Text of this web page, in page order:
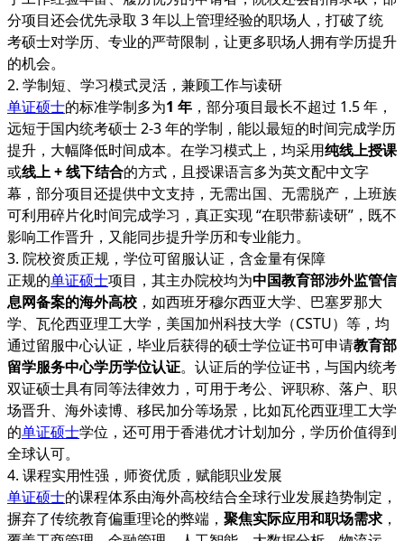
分项目还会优先录取 3 年以上管理经验的职场人，打破了统
考硕士对学历、专业的严苛限制，让更多职场人拥有学历提升
的机会。
2. 学制短、学习模式灵活，兼顾工作与读研
单证硕士的标准学制多为1 年 ，部分项目最长不超过 1.5 年，
远短于国内统考硕士 2-3 年的学制，能以最短的时间完成学历
提升，大幅降低时间成本。在学习模式上，均采用纯线上授课
或线上 + 线下结合的方式，且授课语言多为英文配中文字
幕，部分项目还提供中文支持，无需出国、无需脱产，上班族
可利用碎片化时间完成学习，真正实现 “在职带薪读研”，既不
影响工作晋升，又能同步提升学历和专业能力。
3. 院校资质正规，学位可留服认证，含金量有保障
正规的单证硕士项目，其主办院校均为中国教育部涉外监管信
息网备案的海外高校 ，如西班牙穆尔西亚大学、巴塞罗那大
学、瓦伦西亚理工大学，美国加州科技大学（CSTU）等，均
通过留服中心认证，毕业后获得的硕士学位证书可申请教育部
留学服务中心学历学位认证。认证后的学位证书，与国内统考
双证硕士具有同等法律效力，可用于考公、评职称、落户、职
场晋升、海外读博、移民加分等场景，比如瓦伦西亚理工大学
的单证硕士学位，还可用于香港优才计划加分，学历价值得到
全球认可。
4. 课程实用性强，师资优质，赋能职业发展
单证硕士的课程体系由海外高校结合全球行业发展趋势制定，
摒弃了传统教育偏重理论的弊端， 聚焦实际应用和职场需求，